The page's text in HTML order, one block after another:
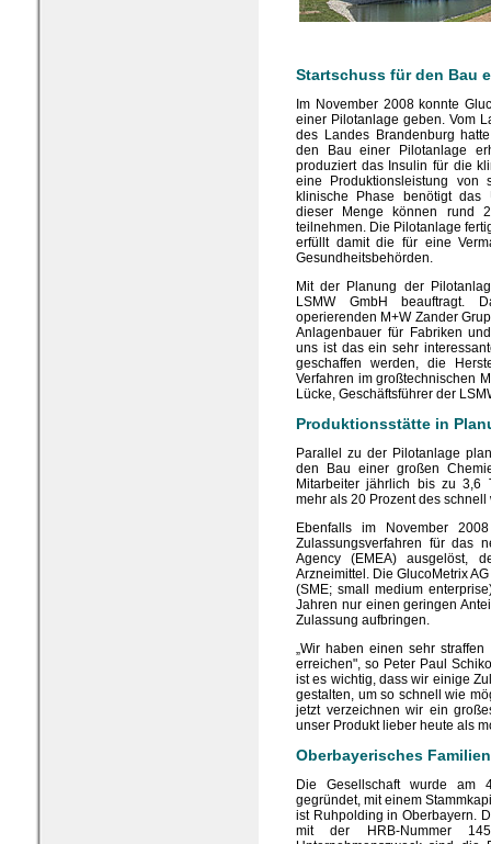
Startschuss für den Bau
Im November 2008 konnte
einer Pilotanlage geben. Vom
des Landes Brandenburg
den Bau einer Pilotanlage
produziert das Insulin für die
eine Produktionsleistung
klinische Phase benötigt das
dieser Menge können rund
teilnehmen. Die Pilotanlage
erfüllt damit die für eine
Gesundheitsbehörden.
Mit der Planung der
LSMW GmbH beauftragt.
operierenden M+W Zander
Anlagenbauer für Fabriken
uns ist das ein sehr
geschaffen werden, die
Verfahren im großtechnischen
Lücke, Geschäftsführer der
Produktionsstätte in
Parallel zu der Pilotanlage
den Bau einer großen
Mitarbeiter jährlich bis zu 3,6
mehr als 20 Prozent des
Ebenfalls im November
Zulassungsverfahren für das
Agency (EMEA) ausgelöst,
Arzneimittel. Die GlucoMetrix
(SME; small medium
Jahren nur einen geringen
Zulassung aufbringen.
„Wir haben einen sehr
erreichen", so Peter Paul
ist es wichtig, dass wir einige
gestalten, um so schnell wie
jetzt verzeichnen wir ein
unser Produkt lieber heute als
Oberbayerisches
Die Gesellschaft wurde am
gegründet, mit einem
ist Ruhpolding in Oberbayern.
mit der HRB-Nummer